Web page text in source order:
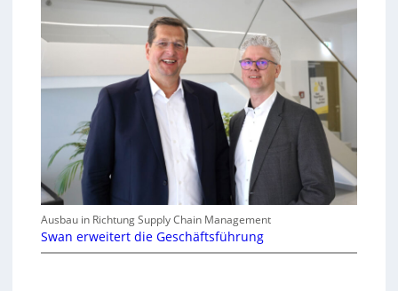
Ausbau in Richtung Supply Chain Management
Swan erweitert die Geschäftsführung